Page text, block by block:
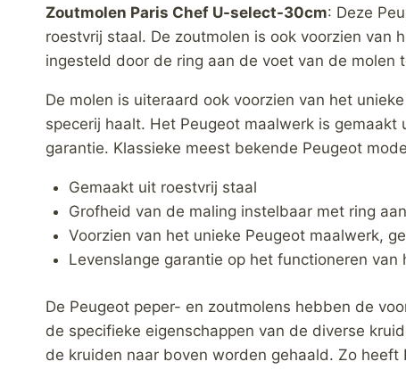
Zoutmolen Paris Chef U-select-30cm: Deze
roestvrij staal. De zoutmolen is ook voorzien
ingesteld door de ring aan de voet van de molen
De molen is uiteraard ook voorzien van het
specerij haalt. Het Peugeot maalwerk is
garantie. Klassieke meest bekende Peugeot
Gemaakt uit roestvrij staal
Grofheid van de maling instelbaar met ring
Voorzien van het unieke Peugeot maalwerk,
Levenslange garantie op het functioneren van
De Peugeot peper- en zoutmolens hebben de
de specifieke eigenschappen van de diverse
de kruiden naar boven worden gehaald. Zo